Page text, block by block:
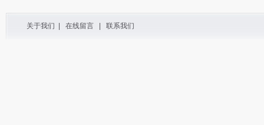
关于我们 在线留言 联系我们